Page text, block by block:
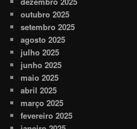
outubro 2025
setembro 2025
agosto 2025
julho 2025
junho 2025
maio 2025
abril 2025
março 2025
fevereiro 2025